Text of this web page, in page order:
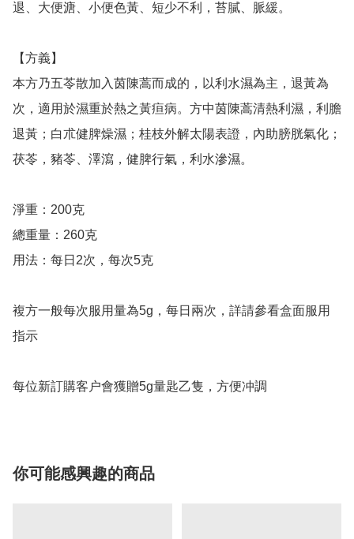
退、大便溏、小便色黃、短少不利，苔膩、脈緩。
【方義】
本方乃五苓散加入茵陳蒿而成的，以利水濕為主，退黃為
次，適用於濕重於熱之黃疸病。方中茵陳蒿清熱利濕，利膽
退黃；白朮健脾燥濕；桂枝外解太陽表證，內助膀胱氣化；
茯苓，豬苓、澤瀉，健脾行氣，利水滲濕。
淨重：200克
總重量：260克
用法：每日2次，每次5克
複方一般每次服用量為5g，每日兩次，詳請參看盒面服用
指示
每位新訂購客户會獲贈5g量匙乙隻，方便冲調
你可能感興趣的商品